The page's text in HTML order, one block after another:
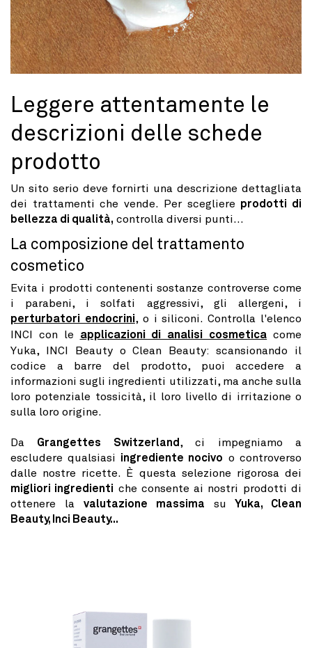
Leggere attentamente le
descrizioni delle schede
prodotto
Un sito serio deve fornirti una descrizione dettagliata
dei trattamenti che vende. Per scegliere prodotti di
bellezza di qualità, controlla diversi punti...
La composizione del trattamento
cosmetico
Evita i prodotti contenenti sostanze controverse come
i parabeni, i solfati aggressivi, gli allergeni, i
perturbatori endocrini, o i siliconi. Controlla l'elenco
INCI con le applicazioni di analisi cosmetica come
Yuka, INCI Beauty o Clean Beauty: scansionando il
codice a barre del prodotto, puoi accedere a
informazioni sugli ingredienti utilizzati, ma anche sulla
loro potenziale tossicità, il loro livello di irritazione o
sulla loro origine.
Da Grangettes Switzerland , ci impegniamo a
escludere qualsiasi ingrediente nocivo o controverso
dalle nostre ricette. È questa selezione rigorosa dei
migliori ingredienti che consente ai nostri prodotti di
ottenere la valutazione massima su Yuka, Clean
Beauty, Inci Beauty...